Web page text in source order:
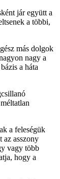
jár együtt a
a többi,
más dolgok
nagy a
a háta
a feleségük
az asszony
vagy több
hogy a